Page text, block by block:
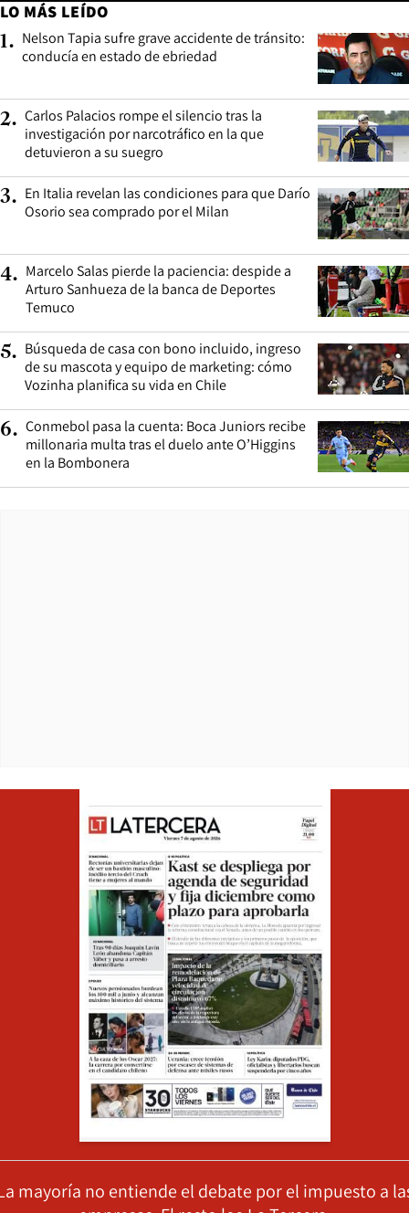
LO MÁS LEÍDO
1. Nelson Tapia sufre grave accidente de tránsito:
conducía en estado de ebriedad
2. Carlos Palacios rompe el silencio tras la
investigación por narcotráfico en la que
detuvieron a su suegro
3. En Italia revelan las condiciones para que Darío
Osorio sea comprado por el Milan
4. Marcelo Salas pierde la paciencia: despide a
Arturo Sanhueza de la banca de Deportes
Temuco
5. Búsqueda de casa con bono incluido, ingreso
de su mascota y equipo de marketing: cómo
Vozinha planifica su vida en Chile
6. Conmebol pasa la cuenta: Boca Juniors recibe
millonaria multa tras el duelo ante O’Higgins
en la Bombonera
mayoría no entiende el debate por el impuesto a